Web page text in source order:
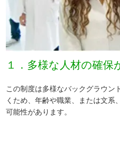
１．多様な人材の確保
この制度は多様なバックグラウン
くため、年齢や職業、または文系
可能性があります。